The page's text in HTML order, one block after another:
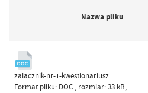
Nazwa pliku
zalacznik-nr-1-kwestionariusz
Format pliku: DOC , rozmiar: 33 kB,